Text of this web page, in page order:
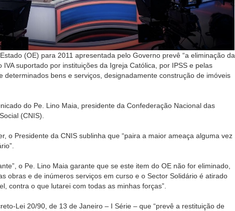
(OE) para 2011 apresentada pelo Governo prevê “a eliminação da
IVA suportado por instituições da Igreja Católica, por IPSS e pelas
determinados bens e serviços, designadamente construção de imóveis
do Pe. Lino Maia, presidente da Confederação Nacional das
(CNIS).
o Presidente da CNIS sublinha que “paira a maior ameaça alguma vez
o Pe. Lino Maia garante que se este item do OE não for eliminado,
obras e de inúmeros serviços em curso e o Sector Solidário é atirado
contra o que lutarei com todas as minhas forças”.
Lei 20/90, de 13 de Janeiro – I Série – que “prevê a restituição de